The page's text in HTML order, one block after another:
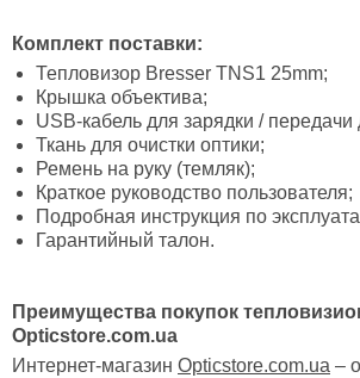
Комплект поставки:
Тепловизор Bresser TNS1 25mm;
Крышка объектива;
USB-кабель для зарядки /
Ткань для очистки оптики;
Ремень на руку (темляк);
Краткое руководство пользователя;
Подробная инструкция по
Гарантийный талон.
Преимущества покупок
Opticstore.com.ua
Интернет-магазин Opticstore.com.ua –